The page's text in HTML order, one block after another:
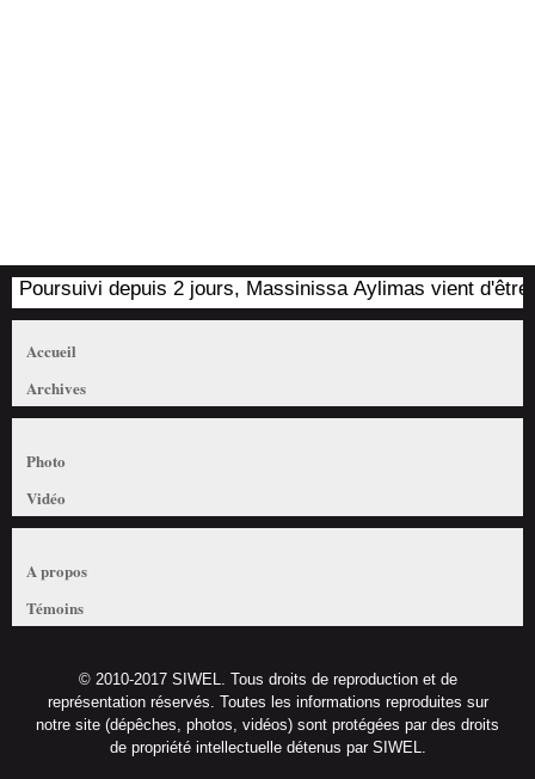
Poursuivi depuis 2 jours, Massinissa Aylimas vient d'être
Accueil
Archives
Photo
Vidéo
A propos
Témoins
© 2010-2017 SIWEL. Tous droits de reproduction et de
représentation réservés. Toutes les informations reproduites sur
notre site (dépêches, photos, vidéos) sont protégées par des droits
de propriété intellectuelle détenus par SIWEL.